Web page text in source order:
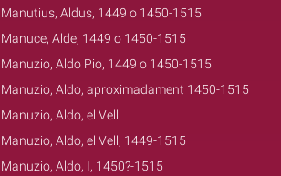
Manutius, Aldus, 1449 o 1450-1515
Manuce, Alde, 1449 o 1450-1515
Manuzio, Aldo Pio, 1449 o 1450-1515
Manuzio, Aldo, aproximadament 1450-1515
Manuzio, Aldo, el Vell
Manuzio, Aldo, el Vell, 1449-1515
Manuzio, Aldo, I, 1450?-1515